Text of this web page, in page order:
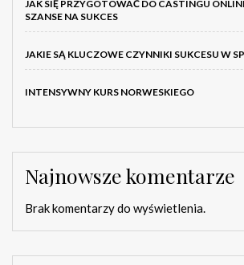
JAK SIĘ PRZYGOTOWAĆ DO CASTINGU
SZANSE NA SUKCES
JAKIE SĄ KLUCZOWE CZYNNIKI SUKCESU W
INTENSYWNY KURS NORWESKIEGO
Najnowsze komentarze
Brak komentarzy do wyświetlenia.